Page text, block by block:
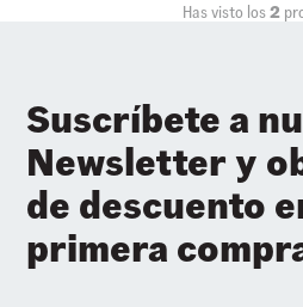
Has visto los2
Suscríbete a
Newsletter y
de descuento
primera